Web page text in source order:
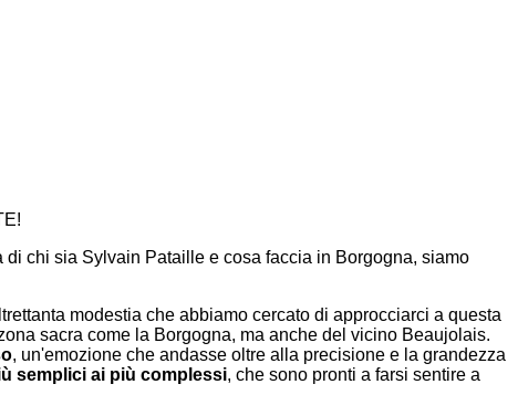
chi sia Sylvain Pataille e cosa faccia in Borgogna, siamo
modestia che abbiamo cercato di approcciarci a questa
sacra come la Borgogna, ma anche del vicino Beaujolais.
, un'emozione che andasse oltre alla precisione e la grandezza
semplici ai più complessi, che sono pronti a farsi sentire a